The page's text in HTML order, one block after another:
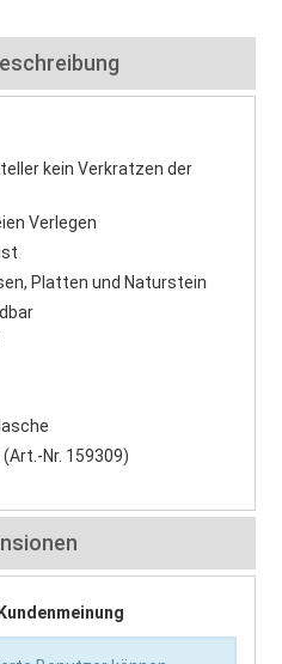
kein Verkratzen der
Verlegen
Platten und Naturstein
Nr. 159309)